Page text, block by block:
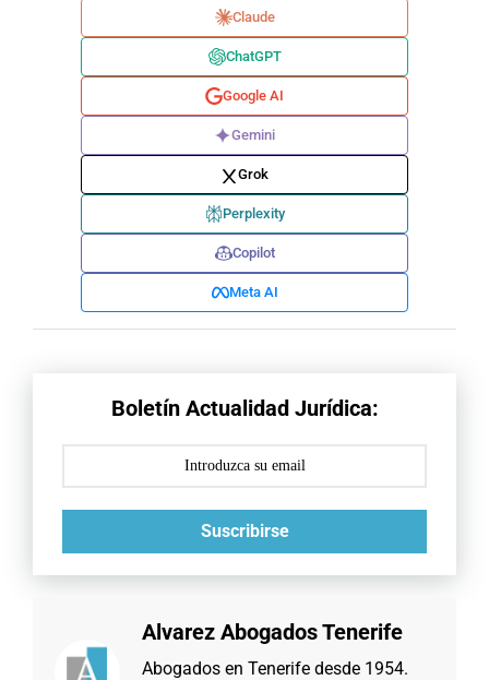
Claude
ChatGPT
Google AI
Gemini
Grok
Perplexity
Copilot
Meta AI
Boletín Actualidad Jurídica:
Suscribirse
Alvarez Abogados Tenerife
Abogados en Tenerife desde 1954.